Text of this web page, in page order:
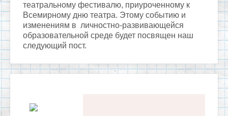
театральному фестивалю, приуроченному к
Всемирному дню театра. Этому событию и
изменениям в личностно-развивающейся
образовательной среде будет посвящен наш
следующий пост.